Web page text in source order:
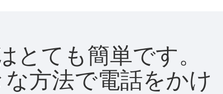
ても簡単です。
方法で電話をかけ